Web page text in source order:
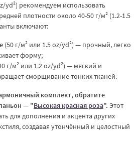
yd²) рекомендуем использовать
плотности около 40-50 г/м² (1.2-1.5
включают:
(50 г/м² или 1.5 oz/yd²) — прочный, легко
форму;
г/м² или 1.2 oz/yd²) — мягкий и
сморщивание тонких тканей.
комплект, обратите
— "Высокая красная роза". Этот
для дополнения и акцента других
создавая утончённый и целостный